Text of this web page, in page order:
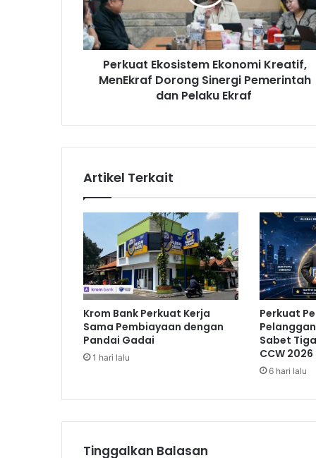
a
t
E
k
t
k
o
n
m
i
K
r
e
a
t
i
f
n
k
Perkuat Ekosistem Ekonomi Kreatif,
MenEkraf Dorong Sinergi Pemerintah
dan Pelaku Ekraf
Artikel Terkait
Krom Bank Perkuat Kerja
Sama Pembiayaan dengan
Pandai Gadai
1 hari lalu
Perkuat
Sabet
CCW 2026
6 hari lalu
Tinggalkan Balasan